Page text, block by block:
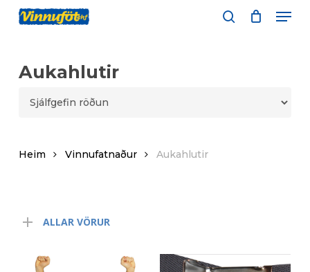
Skip
Aukahlutir
Heim Vinnufatnaður Aukahlutir
ALLAR VÖRUR